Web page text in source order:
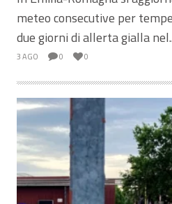
meteo consecutive per
due giorni di allerta gialla
3 AGO 0 0